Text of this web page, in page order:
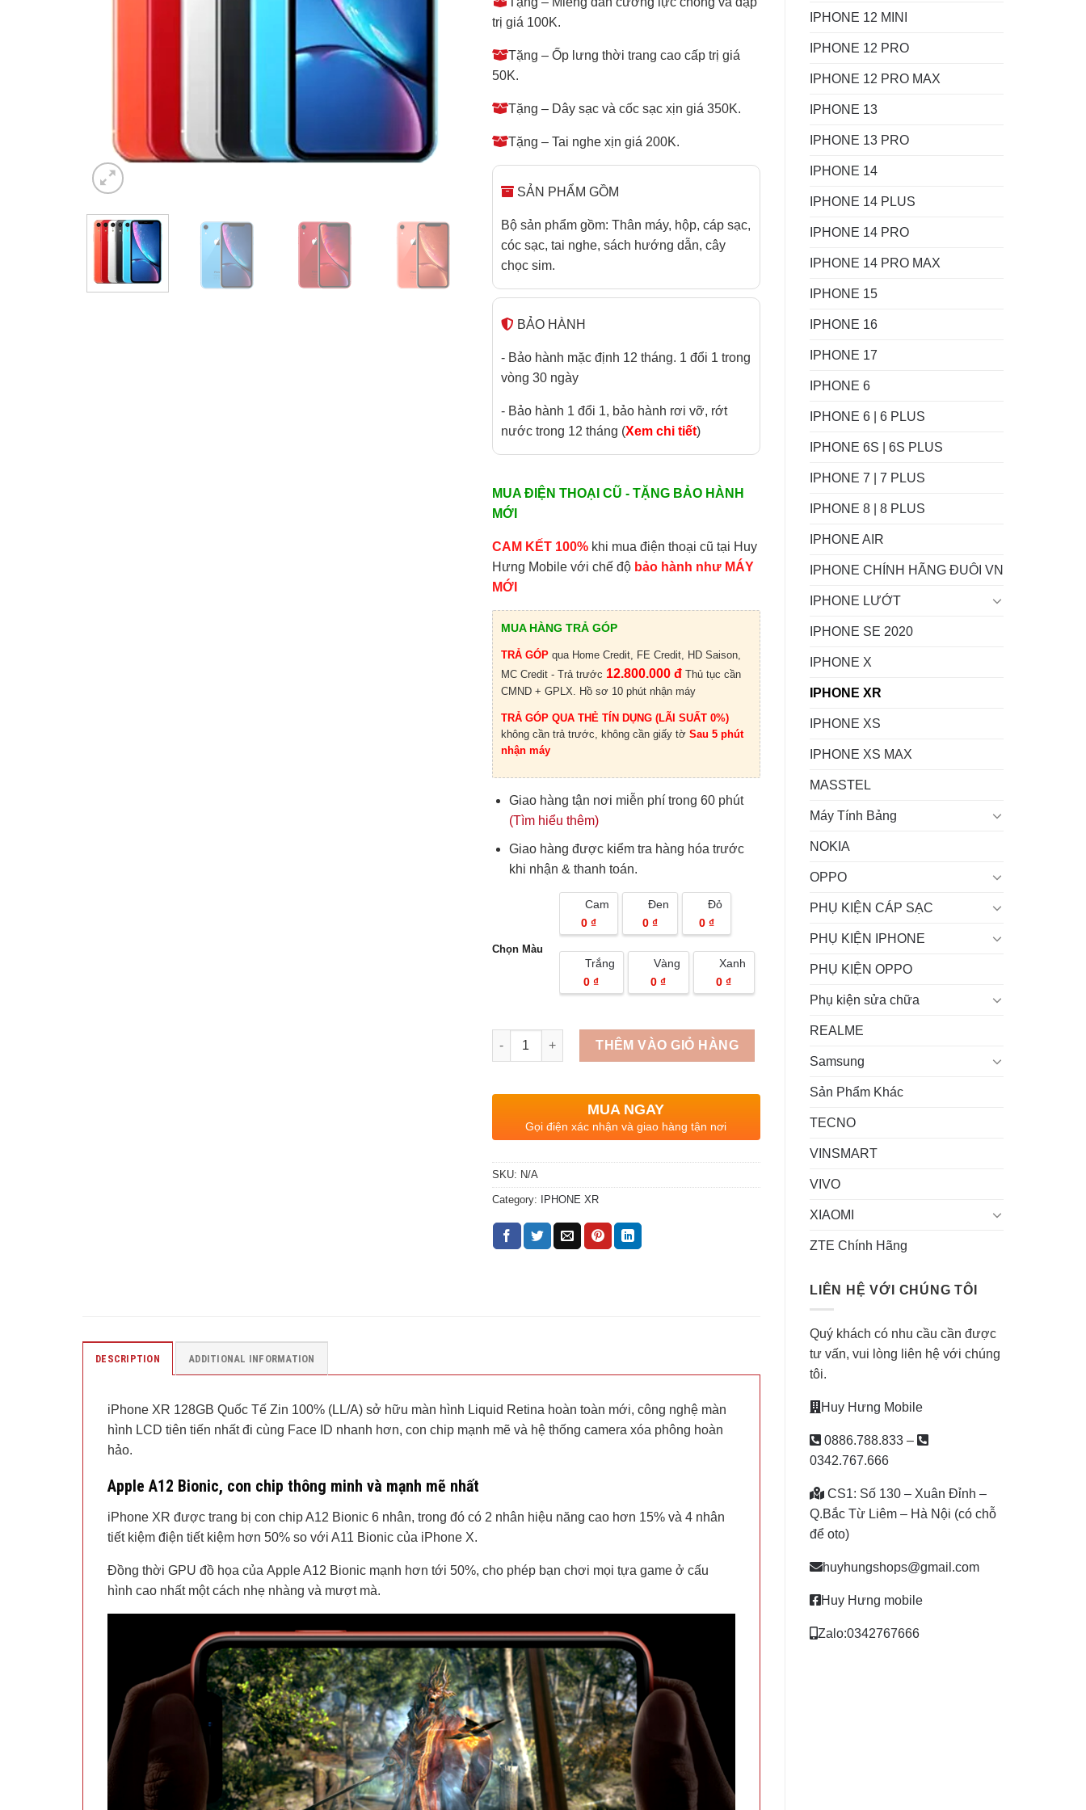
IPHONE 12 MINI
IPHONE 12 PRO
IPHONE 12 PRO MAX
IPHONE 13
IPHONE 13 PRO
IPHONE 14
IPHONE 14 PLUS
IPHONE 14 PRO
IPHONE 14 PRO MAX
IPHONE 15
IPHONE 16
IPHONE 17
IPHONE 6
IPHONE 6 | 6 PLUS
IPHONE 6S | 6S PLUS
IPHONE 7 | 7 PLUS
IPHONE 8 | 8 PLUS
IPHONE AIR
IPHONE CHÍNH HÃNG ĐUÔI VN
IPHONE LƯỚT
IPHONE SE 2020
IPHONE X
IPHONE XR
IPHONE XS
IPHONE XS MAX
MASSTEL
Máy Tính Bảng
NOKIA
OPPO
PHỤ KIỆN CÁP SẠC
PHỤ KIỆN IPHONE
PHỤ KIỆN OPPO
Phụ kiện sửa chữa
REALME
Samsung
Sản Phẩm Khác
TECNO
VINSMART
VIVO
XIAOMI
ZTE Chính Hãng
LIÊN HỆ VỚI CHÚNG TÔI
Quý khách có nhu cầu cần được
tư vấn, vui lòng liên hệ với chúng
tôi.
Huy Hưng Mobile
0886.788.833 –
0342.767.666
CS1: Số 130 – Xuân Đỉnh –
Q.Bắc Từ Liêm – Hà Nội (có chỗ
để oto)
huyhungshops@gmail.com
Huy Hưng mobile
Zalo:0342767666
trị giá 100K.
Tặng – Ốp lưng thời trang cao cấp trị giá
50K.
Tặng – Dây sạc và cốc sạc xịn giá 350K.
Tặng – Tai nghe xịn giá 200K.
SẢN PHẨM GỒM
Bộ sản phẩm gồm: Thân máy, hộp, cáp sạc,
cóc sạc, tai nghe, sách hướng dẫn, cây
chọc sim.
BẢO HÀNH
- Bảo hành mặc định 12 tháng. 1 đổi 1 trong
vòng 30 ngày
- Bảo hành 1 đổi 1, bảo hành rơi vỡ, rớt
nước trong 12 tháng (Xem chi tiết)
MUA ĐIỆN THOẠI CŨ - TẶNG BẢO HÀNH
MỚI
CAM KẾT 100%khi mua điện thoại cũ tại Huy
Hưng Mobile với chế độ bảo hành như MÁY
MỚI
MUA HÀNG TRẢ GÓP
TRẢ GÓPqua Home Credit, FE Credit, HD Saison,
MC Credit - Trả trước 12.800.000 đThủ tục cần
CMND + GPLX. Hồ sơ 10 phút nhận máy
TRẢ GÓP QUA THẺ TÍN DỤNG (LÃI SUẤT 0%)
không cần trả trước, không cần giấy tờ Sau 5 phút
nhận máy
Giao hàng tận nơi miễn phí trong 60 phút
(Tìm hiểu thêm)
Giao hàng được kiểm tra hàng hóa trước
khi nhận & thanh toán.
Chọn Màu
Cam
0 ₫
Đen
0 ₫
Đỏ
0 ₫
Trắng
0 ₫
Vàng
0 ₫
Xanh
0 ₫
Quantity
THÊM VÀO GIỎ HÀNG
MUA NGAY
Gọi điện xác nhận và giao hàng tận nơi
SKU: N/A
Category: IPHONE XR
DESCRIPTION ADDITIONAL INFORMATION
iPhone XR 128GB Quốc Tế Zin 100% (LL/A) sở hữu màn hình Liquid Retina hoàn toàn mới, công nghệ màn
hình LCD tiên tiến nhất đi cùng Face ID nhanh hơn, con chip mạnh mẽ và hệ thống camera xóa phông hoàn
hảo.
Apple A12 Bionic, con chip thông minh và mạnh mẽ nhất
iPhone XR được trang bị con chip A12 Bionic 6 nhân, trong đó có 2 nhân hiệu năng cao hơn 15% và 4 nhân
tiết kiệm điện tiết kiệm hơn 50% so với A11 Bionic của iPhone X.
Đồng thời GPU đồ họa của Apple A12 Bionic mạnh hơn tới 50%, cho phép bạn chơi mọi tựa game ở cấu
hình cao nhất một cách nhẹ nhàng và mượt mà.